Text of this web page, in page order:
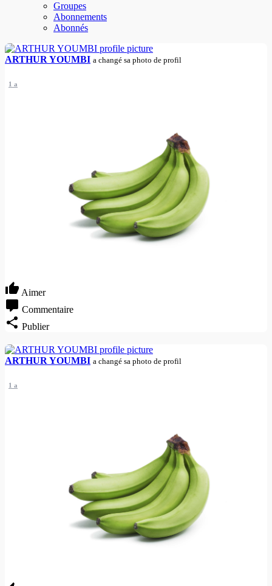
Groupes
Abonnements
Abonnés
ARTHUR YOUMBI a changé sa photo de profil
1 a
Aimer
Commentaire
Publier
ARTHUR YOUMBI a changé sa photo de profil
1 a